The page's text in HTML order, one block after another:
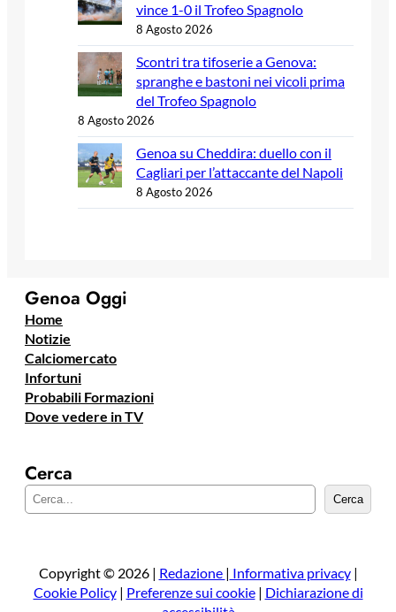
vince 1-0 il Trofeo Spagnolo
8 Agosto 2026
Scontri tra tifoserie a Genova:
spranghe e bastoni nei vicoli prima
del Trofeo Spagnolo
8 Agosto 2026
Genoa su Cheddira: duello con il
Cagliari per l’attaccante del Napoli
8 Agosto 2026
Genoa Oggi
Home
Notizie
Calciomercato
Infortuni
Probabili Formazioni
Dove vedere in TV
Cerca
e
a
Cerca
Copyright © 2026 | Redazione | Informativa privacy|
Cookie Policy| Preferenze sui cookie| Dichiarazione di